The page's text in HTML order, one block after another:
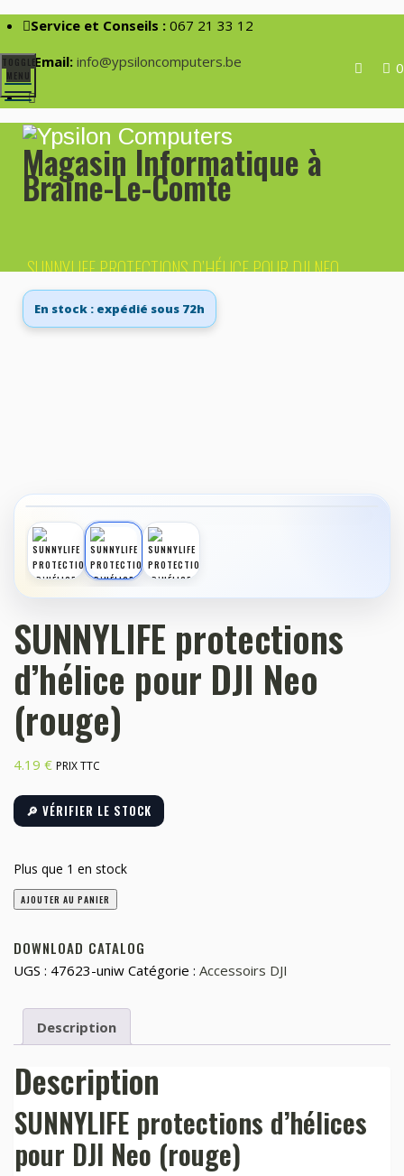
Service et Conseils : 067 21 33 12
Email: info@ypsiloncomputers.be
Magasin Informatique à
Braine-Le-Comte
0
TOGGLE
MENU
SUNNYLIFE PROTECTIONS D’HÉLICE POUR DJI NEO
(ROUGE)
Home›Produits›SUNNYLIFE
En stock : expédié sous 72h
‹ ›
SUNNYLIFE protections
d’hélice pour DJI Neo
(rouge)
4.19 € PRIX TTC
🔎 VÉRIFIER LE STOCK
Plus que 1 en stock
quantité
SUNNYLIFE
protections
pour
(rouge)
AJOUTER AU PANIER
DOWNLOAD CATALOG
UGS : 47623-uniw Catégorie : Accessoirs DJI
Description
Description
SUNNYLIFE protections d’hélices
pour DJI Neo (rouge)